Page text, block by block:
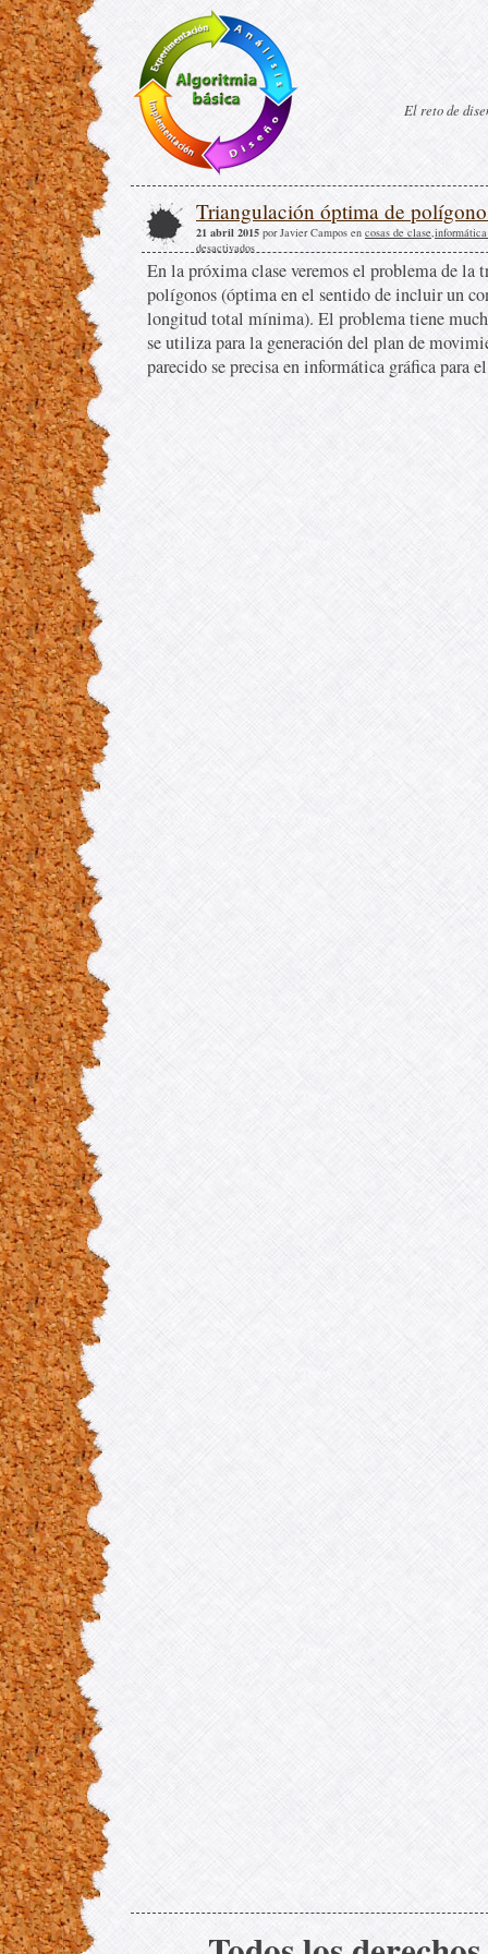
El reto de
Triangulación óptima de
21 abril 2015 por Javier Campos en cosas de clase,
desactivados
En la próxima clase veremos el problema de la
polígonos (óptima en el sentido de incluir un
longitud total mínima). El problema tiene
se utiliza para la generación del plan de
parecido se precisa en informática gráfica para